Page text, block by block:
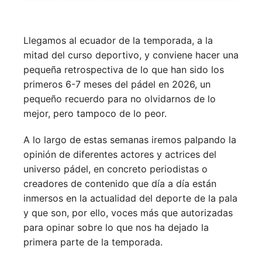
Llegamos al ecuador de la temporada, a la
mitad del curso deportivo, y conviene hacer una
pequeña retrospectiva de lo que han sido los
primeros 6-7 meses del pádel en 2026, un
pequeño recuerdo para no olvidarnos de lo
mejor, pero tampoco de lo peor.
A lo largo de estas semanas iremos palpando la
opinión de diferentes actores y actrices del
universo pádel, en concreto periodistas o
creadores de contenido que día a día están
inmersos en la actualidad del deporte de la pala
y que son, por ello, voces más que autorizadas
para opinar sobre lo que nos ha dejado la
primera parte de la temporada.